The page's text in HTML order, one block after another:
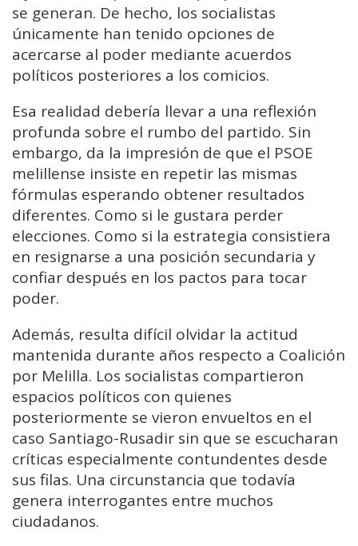
se generan. De hecho, los socialistas
únicamente han tenido opciones de
acercarse al poder mediante acuerdos
políticos posteriores a los comicios.
Esa realidad debería llevar a una reflexión
profunda sobre el rumbo del partido. Sin
embargo, da la impresión de que el PSOE
melillense insiste en repetir las mismas
fórmulas esperando obtener resultados
diferentes. Como si le gustara perder
elecciones. Como si la estrategia consistiera
en resignarse a una posición secundaria y
confiar después en los pactos para tocar
poder.
Además, resulta difícil olvidar la actitud
mantenida durante años respecto a Coalición
por Melilla. Los socialistas compartieron
espacios políticos con quienes
posteriormente se vieron envueltos en el
caso Santiago-Rusadir sin que se escucharan
críticas especialmente contundentes desde
sus filas. Una circunstancia que todavía
genera interrogantes entre muchos
ciudadanos.